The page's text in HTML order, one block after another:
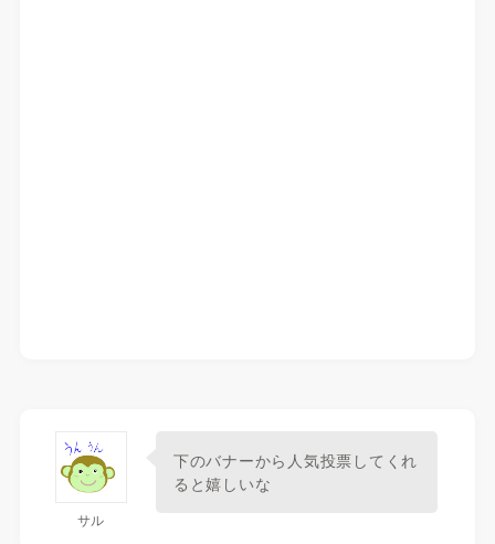
サル
下のバナーから人気投票してくれ
ると嬉しいな